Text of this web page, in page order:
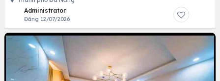
Administrator
Đăng 12/07/2026